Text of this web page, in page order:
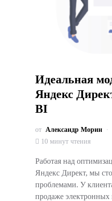
Идеальная
Яндекс
BI
от Александр Морин
10 минут чтения
Работая над
Яндекс Директ, мы
проблемами. У
продаже электронных